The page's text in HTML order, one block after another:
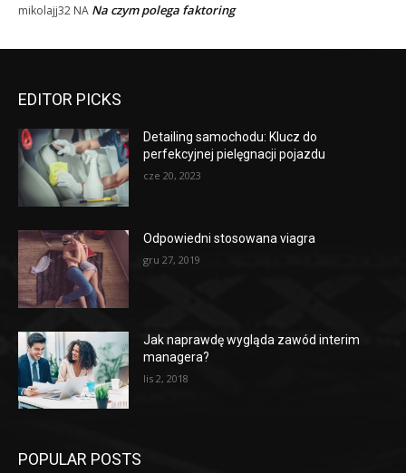
mikolajj32 NA Na czym polega faktoring
EDITOR PICKS
Detailing samochodu: Klucz do
perfekcyjnej pielęgnacji pojazdu
cze 20, 2023
Odpowiedni stosowana viagra
gru 27, 2019
Jak naprawdę wygląda zawód interim
managera?
lis 2, 2018
POPULAR POSTS